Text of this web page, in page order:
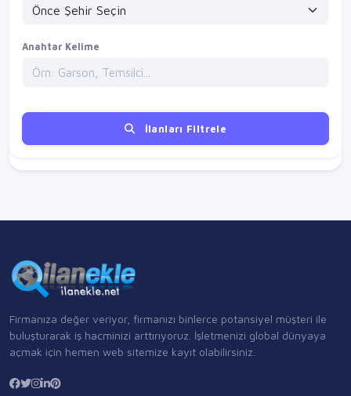
Anahtar Kelime
İlanları Filtrele
Firmanıza değer veriyor, firmanızı binlerce potansiyel müşteri ile
buluşturarak iş hacminizi arttırıyoruz. İşletmenizi global dünyaya
açmak için hemen web sitemize kayıt olabilirsiniz.